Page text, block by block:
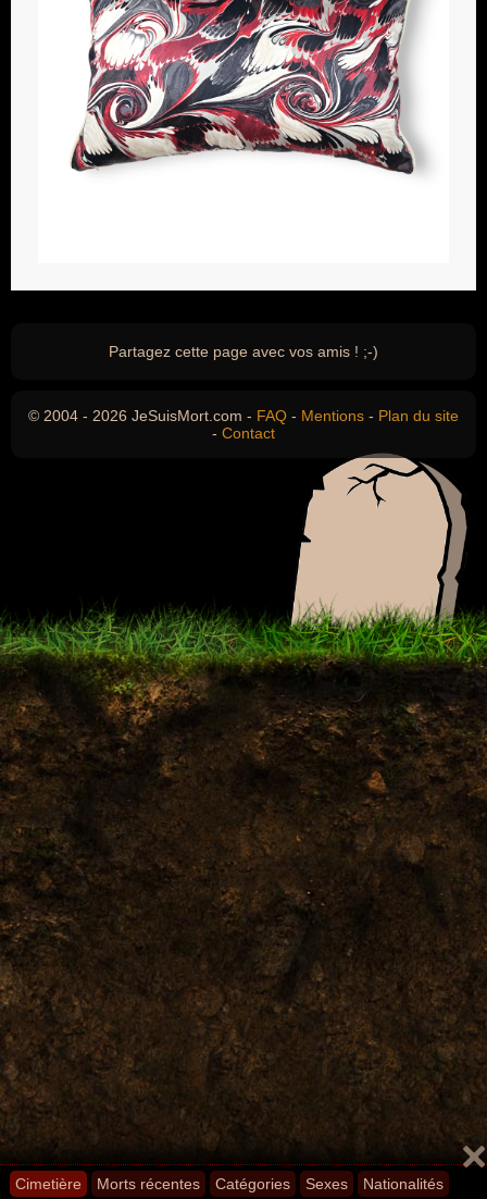
Cimetière Morts récentes Catégories Sexes Nationalités
Partagez cette page avec vos amis ! ;-)
© 2004 - 2026 JeSuisMort.com - FAQ - Mentions - Plan du site
- Contact